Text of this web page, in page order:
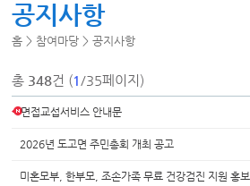
공지사항
홈 > 참여마당 > 공지사항
총 348건 (1 /35페이지)
면접교섭서비스 안내문
2026년 도고면 주민총회 개최 공고
미혼모부, 한부모, 조손가족 무료 건강검진 지원 홍보